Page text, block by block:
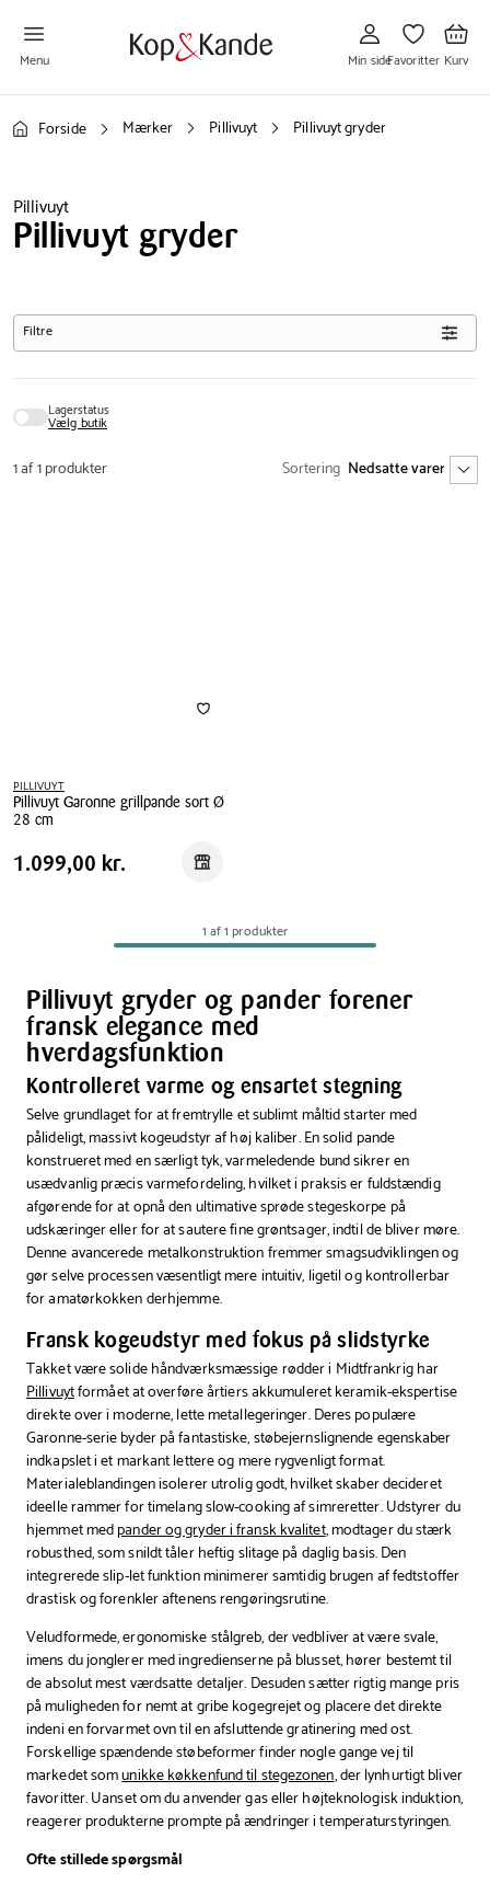
Menu
til
Min
side
Min side
til
Favoritter
Favoritter
til
Kurv
Kurv
Forside Mærker Pillivuyt Pillivuyt gryder
Pillivuyt
Pillivuyt gryder
Filtre
Lagerstatus
Vælg butik
1 af 1 produkter Sortering
PILLIVUYT
Pillivuyt Garonne grillpande sort Ø
28 cm
Pillivuyt
Garonne
cm
Pris
Pris 1.099,00 kr.
1.099,00 kr. Reservér i butik
1 af 1 produkter
Pillivuyt gryder og pander forener
fransk elegance med
hverdagsfunktion
Kontrolleret varme og ensartet stegning
Selve grundlaget for at fremtrylle et sublimt måltid starter med
pålideligt, massivt kogeudstyr af høj kaliber. En solid pande
konstrueret med en særligt tyk, varmeledende bund sikrer en
usædvanlig præcis varmefordeling, hvilket i praksis er fuldstændig
afgørende for at opnå den ultimative sprøde stegeskorpe på
udskæringer eller for at sautere fine grøntsager, indtil de bliver møre.
Denne avancerede metalkonstruktion fremmer smagsudviklingen og
gør selve processen væsentligt mere intuitiv, ligetil og kontrollerbar
for amatørkokken derhjemme.
Fransk kogeudstyr med fokus på slidstyrke
Takket være solide håndværksmæssige rødder i Midtfrankrig har
Pillivuytformået at overføre årtiers akkumuleret keramik-ekspertise
direkte over i moderne, lette metallegeringer. Deres populære
Garonne-serie byder på fantastiske, støbejernslignende egenskaber
indkapslet i et markant lettere og mere rygvenligt format.
Materialeblandingen isolerer utrolig godt, hvilket skaber decideret
ideelle rammer for timelang slow-cooking af simreretter. Udstyrer du
hjemmet medpander og gryder i fransk kvalitet, modtager du stærk
robusthed, som snildt tåler heftig slitage på daglig basis. Den
integrerede slip-let funktion minimerer samtidig brugen af fedtstoffer
drastisk og forenkler aftenens rengøringsrutine.
Veludformede, ergonomiske stålgreb, der vedbliver at være svale,
imens du jonglerer med ingredienserne på blusset, hører bestemt til
de absolut mest værdsatte detaljer. Desuden sætter rigtig mange pris
på muligheden for nemt at gribe kogegrejet og placere det direkte
indeni en forvarmet ovn til en afsluttende gratinering med ost.
Forskellige spændende støbeformer finder nogle gange vej til
markedet somunikke køkkenfund til stegezonen, der lynhurtigt bliver
favoritter. Uanset om du anvender gas eller højteknologisk induktion,
reagerer produkterne prompte på ændringer i temperaturstyringen.
Ofte stillede spørgsmål